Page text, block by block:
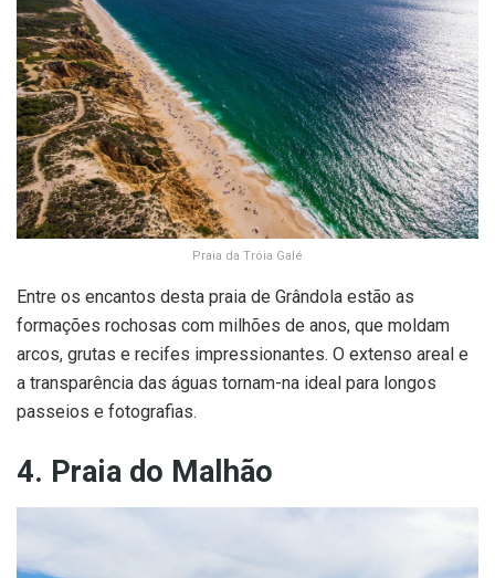
Praia da Tróia Galé
Entre os encantos desta praia de Grândola estão as
formações rochosas com milhões de anos, que moldam
arcos, grutas e recifes impressionantes. O extenso areal e
a transparência das águas tornam-na ideal para longos
passeios e fotografias.
4. Praia do Malhão